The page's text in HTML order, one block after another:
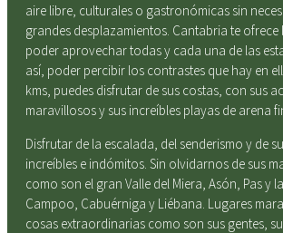
aire libre, culturales o gastronómicas sin
grandes desplazamientos. Cantabria te
poder aprovechar todas y cada una de las
así, poder percibir los contrastes que hay en
kms, puedes disfrutar de sus costas, con sus
maravillosos y sus increíbles playas de arena
Disfrutar de la escalada, del senderismo y de
increíbles e indómitos. Sin olvidarnos de sus
como son el gran Valle del Miera, Asón, Pas y
Campoo, Cabuérniga y Liébana. Lugares
cosas extraordinarias como son sus gentes,